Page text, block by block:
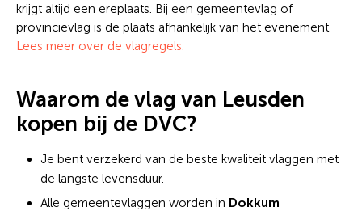
krijgt altijd een ereplaats. Bij een gemeentevlag of
provincievlag is de plaats afhankelijk van het evenement.
Lees meer over de vlagregels.
Waarom de vlag van Leusden
kopen bij de DVC?
Je bent verzekerd van de beste kwaliteit vlaggen met
de langste levensduur.
Alle gemeentevlaggen worden in Dokkum